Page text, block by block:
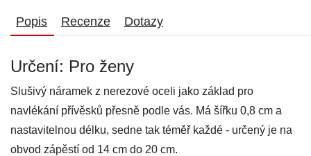
Popis Recenze Dotazy
Určení: Pro ženy
Slušivý náramek z nerezové oceli jako základ pro
navlékání přívěsků přesně podle vás. Má šířku 0,8 cm a
nastavitelnou délku, sedne tak téměř každé - určený je na
obvod zápěstí od 14 cm do 20 cm.